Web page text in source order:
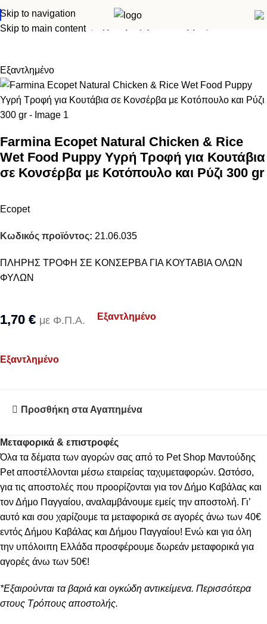
Skip to navigation
Skip to main content
Αρχική σελίδα Σκύλος
Εξαντλημένο
Farmina Ecopet Natural Chicken & Rice
Wet Food Puppy Υγρή Τροφή για Κουτάβια
σε Κονσέρβα με Κοτόπουλο και Ρύζι 300 gr
Ecopet
Κωδικός προϊόντος: 21.06.035
ΠΛΗΡΗΣ ΤΡΟΦΗ ΣΕ ΚΟΝΣΕΡΒΑ ΓΙΑ ΚΟΥΤΑΒΙΑ ΟΛΩΝ
ΦΥΛΩΝ
1,70 € με Φ.Π.Α. Εξαντλημένο
Εξαντλημένο
Προσθήκη στα Αγαπημένα
Μεταφορικά & επιστροφές
Όλα τα δέματα των αγορών σας από το Pet Shop Μαντούδης
Pet αποστέλλονται μέσω εταιρείας ταχυμεταφορών. Ωστόσο,
για τις αποστολές που προορίζονται για τον Δήμο Καβάλας και
τον Δήμο Παγγαίου, αναλαμβάνουμε εμείς την αποστολή. Γι’
αυτό και σου χαρίζουμε τα μεταφορικά σε αγορές άνω των 40€
εντός Δήμου Καβάλας και Δήμου Παγγαίου! Ενώ και για όλη
την υπόλοιπη Ελλάδα προσφέρουμε δωρεάν μεταφορικά για
αγορές άνω των 50€!
*Εξαιρούνται τα βαριά και ογκώδη αντικείμενα. Περισσότερα
στους Τρόπους αποστολής.